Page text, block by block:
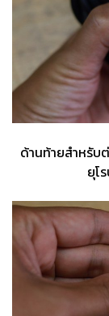
ด้านท้ายสำหรับ
ยุโ